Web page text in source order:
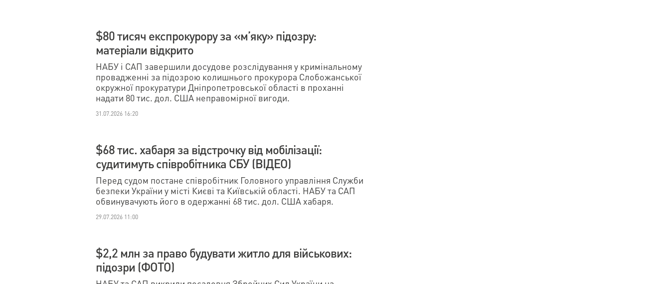
$80 тисяч експрокурору за «м’яку» підозру:
матеріали відкрито
НАБУ і САП завершили досудове розслідування у кримінальному
провадженні за підозрою колишнього прокурора Слобожанської
окружної прокуратури Дніпропетровської області в проханні
надати 80 тис. дол. США неправомірної вигоди.
31.07.2026 16:20
$68 тис. хабаря за відстрочку від мобілізації:
судитимуть співробітника СБУ (ВІДЕО)
Перед судом постане співробітник Головного управління Служби
безпеки України у місті Києві та Київській області. НАБУ та САП
обвинувачують його в одержанні 68 тис. дол. США хабаря.
29.07.2026 11:00
$2,2 млн за право будувати житло для військових:
підозри (ФОТО)